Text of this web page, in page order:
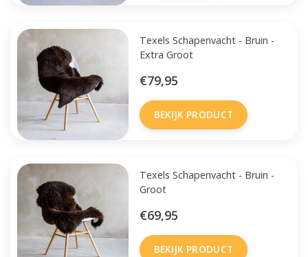
Texels Schapenvacht - Bruin -
Extra Groot
€79,95
BEKIJK PRODUCT
Texels Schapenvacht - Bruin -
Groot
€69,95
BEKIJK PRODUCT